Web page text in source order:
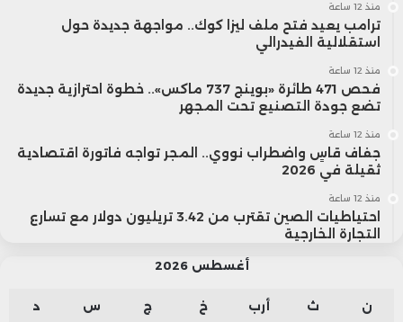
منذ 12 ساعة
ترامب يعيد فتح ملف ليزا كوك.. مواجهة جديدة حول
استقلالية الفيدرالي
منذ 12 ساعة
فحص 471 طائرة «بوينج 737 ماكس».. خطوة احترازية جديدة
تضع جودة التصنيع تحت المجهر
منذ 12 ساعة
جفاف قاسٍ واضطراب نووي.. المجر تواجه فاتورة اقتصادية
ثقيلة في 2026
منذ 12 ساعة
احتياطيات الصين تقترب من 3.42 تريليون دولار مع تسارع
التجارة الخارجية
أغسطس 2026
ن ث أرب خ ج س د